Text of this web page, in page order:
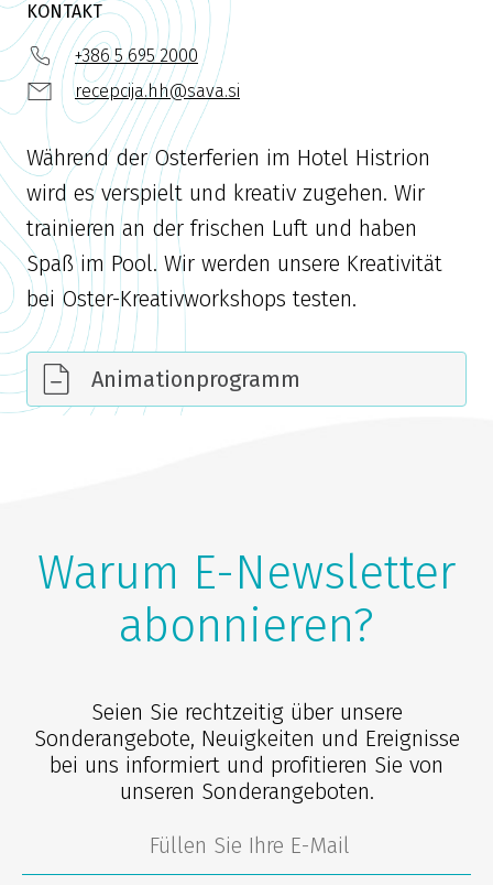
KONTAKT
+386 5 695 2000
recepcija.hh@sava.si
Während der Osterferien im Hotel Histrion
wird es verspielt und kreativ zugehen. Wir
trainieren an der frischen Luft und haben
Spaß im Pool. Wir werden unsere Kreativität
bei Oster-Kreativworkshops testen.
Animationprogramm
Warum E-Newsletter
abonnieren?
Seien Sie rechtzeitig über unsere
Sonderangebote, Neuigkeiten und Ereignisse
bei uns informiert und profitieren Sie von
unseren Sonderangeboten.